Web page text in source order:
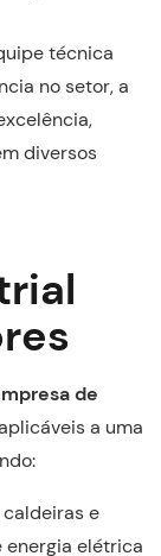
técnica
no setor, a
diversos
de
a uma
e
energia elétrica